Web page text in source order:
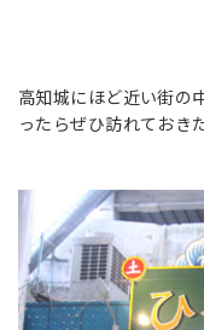
高知城にほど近い街の
ったらぜひ訪れておき